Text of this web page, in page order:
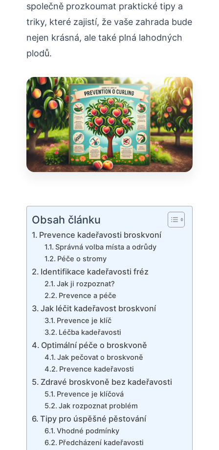
společně prozkoumat praktické tipy a
triky, které zajistí, že vaše zahrada bude
nejen ⁢krásná,‌ ale také plná lahodných
plodů.
Obsah článku
Prevence kadeřavosti⁤ broskvoní
Správná volba místa a odrůdy
Péče o stromy
Identifikace kadeřavosti fréz
Jak ji rozpoznat?
Prevence a péče
Jak léčit ⁣kadeřavost broskvoní
Prevence je klíč
Léčba kadeřavosti
Optimální péče ⁣o broskvoně
Jak pečovat o ‍broskvoně
Prevence kadeřavosti
Zdravé broskvoně bez kadeřavosti
Prevence⁢ je klíčová
Jak rozpoznat ‍problém
Tipy pro úspěšné pěstování
Vhodné podmínky
Předcházení kadeřavosti